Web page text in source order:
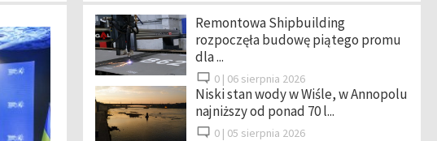
Remontowa Shipbuilding
rozpoczęła budowę piątego promu
dla ...
0 | 06 sierpnia 2026
Niski stan wody w Wiśle, w Annopolu
najniższy od ponad 70 l...
0 | 05 sierpnia 2026